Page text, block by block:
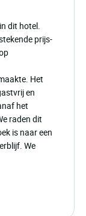
dit hotel.
prijs-
Het
en
het
raden dit
is naar een
We